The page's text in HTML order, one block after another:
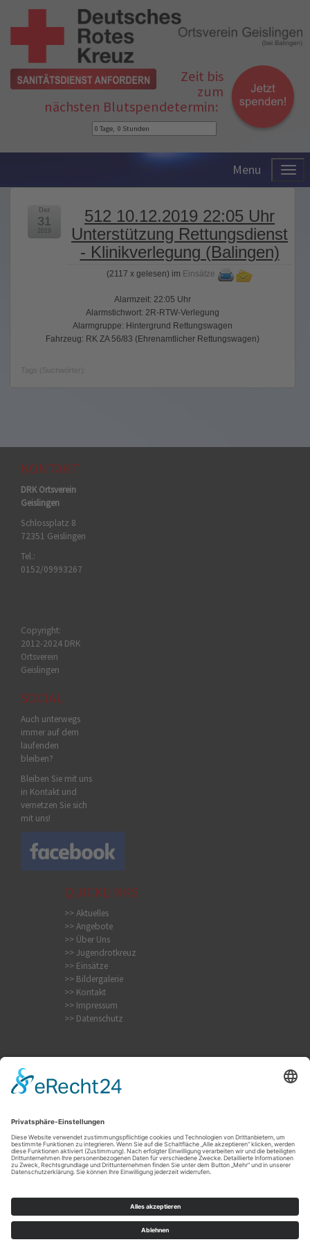
Zeit bis
zum
nächsten Blutspendetermin:
Menu
512 10.12.2019 22:05 Uhr
Unterstützung Rettungsdienst
- Klinikverlegung (Balingen)
(2117 x gelesen) im Einsätze
Dez
31
2019
Alarmzeit: 22:05 Uhr
Alarmstichwort: 2R-RTW-Verlegung
Alarmgruppe: Hintergrund Rettungswagen
Fahrzeug: RK ZA 56/83 (Ehrenamtlicher Rettungswagen)
Tags (Suchwörter):
KONTAKT
DRK Ortsverein
Geislingen
Schlossplatz 8
72351 Geislingen
Tel.:
0152/09993267
Copyright:
2012-2024 DRK
Ortsverein
Geislingen
SOCIAL
Auch unterwegs
immer auf dem
laufenden
bleiben?
Bleiben Sie mit uns
in Kontakt und
vernetzen Sie sich
mit uns!
QUICKLINKS
>> Aktuelles
>> Angebote
>> Über Uns
>> Jugendrotkreuz
>> Einsätze
>> Bildergalerie
>> Kontakt
>> Impressum
>> Datenschutz
Internistischer Notfall